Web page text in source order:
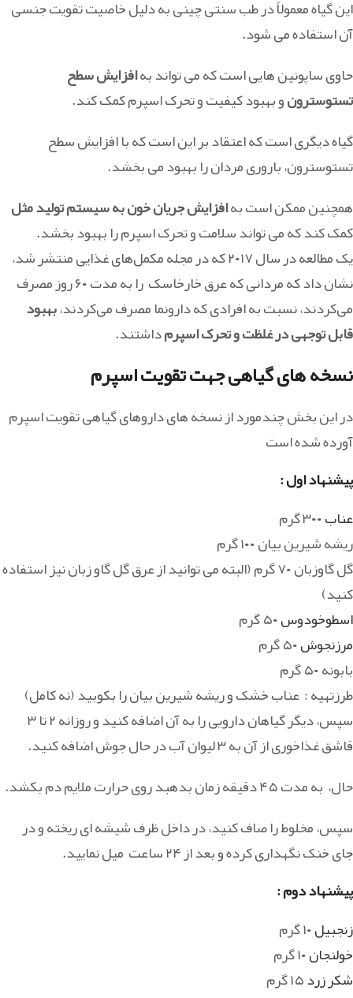
این گیاه معمولاً در طب سنتی چینی به دلیل خاصیت تقویت جنسی
آن استفاده می شود.
حاوی ساپونین هایی است که می تواند بهافزایش سطح
تستوسترونو بهبود کیفیت و تحرک اسپرم کمک کند.
گیاه دیگری است که اعتقاد بر این است که با افزایش سطح
تستوسترون، باروری مردان را بهبود می بخشد.
همچنین ممکن است بهافزایش جریان خون به سیستم تولید مثل
کمک کند که می تواند سلامت و تحرک اسپرم را بهبود بخشد.
یک مطالعه در سال ۲۰۱۷ که در مجله مکمل‌های غذایی منتشر شد،
نشان داد که مردانی که عرق خارخاسک را به مدت ۶۰ روز مصرف
می‌کردند، نسبت به افرادی که دارونما مصرف می‌کردند،بهبود
قابل توجهی در غلظت و تحرک اسپرمداشتند.
نسخه های گیاهی جهت تقویت اسپرم
در این بخش چندمورد از نسخه های داروهای گیاهی تقویت اسپرم
آورده شده است
پیشنهاد اول :
عناب۳۰۰ گرم
ریشه شیرین بیان ۱۰۰ گرم
گل گاوزبان ۷۰ گرم (البته می توانید از عرق گل گاو زبان نیز استفاده
کنید)
اسطوخودوس
مرزنجوش
بابونه ۵۰ گرم
طرزتهیه : عناب خشک و ریشه شیرین بیان را بکوبید (نه کامل)
سپس، دیگر گیاهان دارویی را به آن اضافه کنید و روزانه ۲ تا ۳
قاشق غذاخوری از آن به ۳ لیوان آب در حال جوش اضافه کنید.
حال، به مدت ۴۵ دقیقه زمان بدهبد روی حرارت ملایم دم بکشد.
سپس، مخلوط را صاف کنید، در داخل ظرف شیشه ای ریخته و در
جای خنک نگهداری کرده و بعد از ۲۴ ساعت میل نمایید.
پیشنهاد دوم :
زنجبیل
خولنجان
شکر زرد